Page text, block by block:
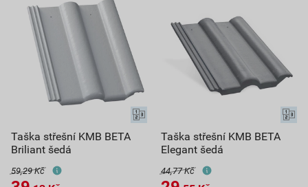
Taška střešní KMB BETA
Briliant šedá
59,29 Kč
Taška střešní KMB BETA
Elegant šedá
44,77 Kč